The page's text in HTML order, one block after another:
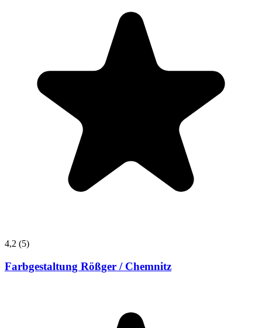
4,2 (5)
Farbgestaltung Rößger / Chemnitz